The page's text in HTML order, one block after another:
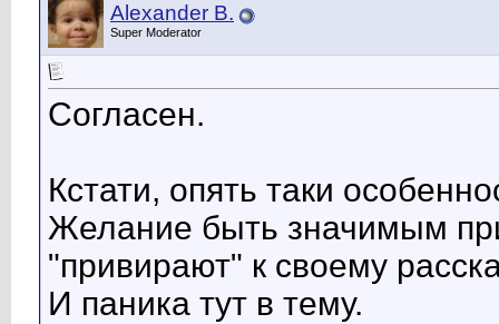
Alexander B.
Super Moderator
Согласен.
Кстати, опять таки
Желание быть значимым
"привирают" к своему
И паника тут в тему.